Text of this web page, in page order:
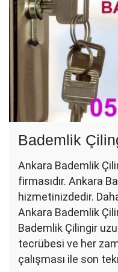
Bademlik
Ankara Bademlik
firmasıdır. Ankara
hizmetinizdedir.
Ankara Bademlik
Bademlik Çilingir
tecrübesi ve her
çalışması ile son